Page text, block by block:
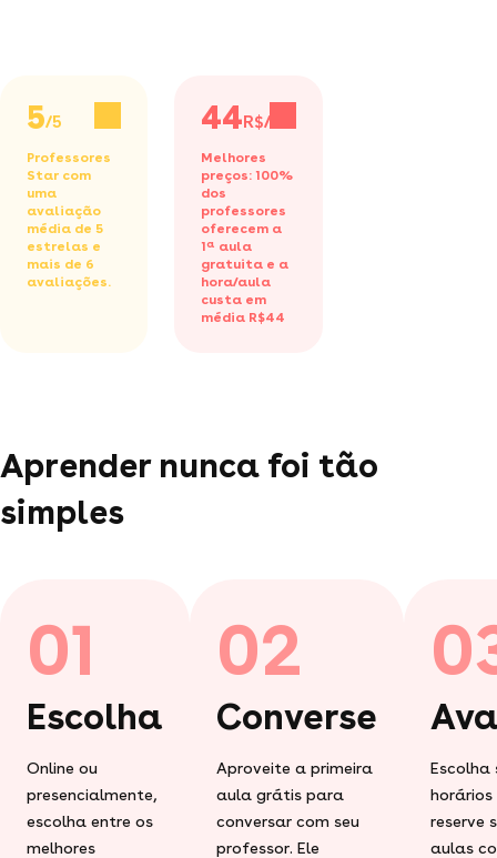
5/5
Professores
Star com
uma
avaliação
média de 5
estrelas e
mais de 6
avaliações.
44R$/h
Melhores
preços: 100%
dos
professores
oferecem a
1ª aula
gratuita e a
hora/aula
custa em
média R$44
Aprender nunca foi tão
simples
01
Escolha
Online ou
presencialmente,
escolha entre os
melhores
02
Converse
Aproveite a primeira
aula grátis para
conversar com seu
professor. Ele
Escolha
horários
reserve
aulas